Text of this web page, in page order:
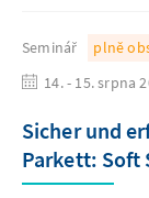
Seminář
plně
14. - 15. srpna
Sicher und
Parkett: Soft